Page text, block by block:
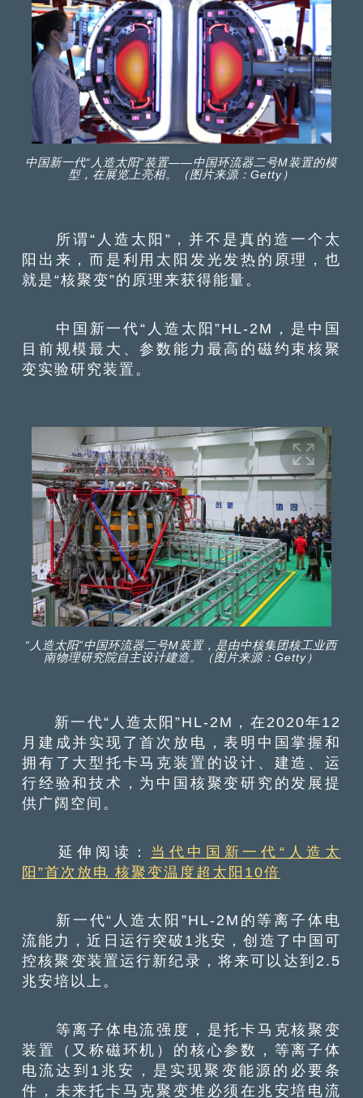
中国新一代“人造太阳”装置——中国环流器二号M装置的模
型，在展览上亮相。（图片来源：Getty）
所谓“人造太阳”，并不是真的造一个太
阳出来，而是利用太阳发光发热的原理，也
就是“核聚变”的原理来获得能量。
中国新一代“人造太阳”HL-2M，是中国
目前规模最大、参数能力最高的磁约束核聚
变实验研究装置。
“人造太阳”中国环流器二号M装置，是由中核集团核工业西
南物理研究院自主设计建造。（图片来源：Getty）
新一代“人造太阳”HL-2M，在2020年12
月建成并实现了首次放电，表明中国掌握和
拥有了大型托卡马克装置的设计、建造、运
行经验和技术，为中国核聚变研究的发展提
供广阔空间。
延伸阅读： 当代中国新一代“人造太
阳”首次放电 核聚变温度超太阳10倍
新一代“人造太阳”HL-2M的等离子体电
流能力，近日运行突破1兆安，创造了中国可
控核聚变装置运行新纪录，将来可以达到2.5
兆安培以上。
等离子体电流强度，是托卡马克核聚变
装置（又称磁环机）的核心参数，等离子体
电流达到1兆安，是实现聚变能源的必要条
件，未来托卡马克聚变堆必须在兆安培电流